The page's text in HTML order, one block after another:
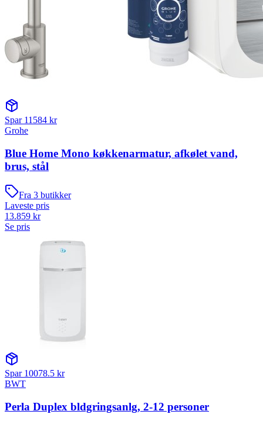
Spar 11584 kr
Grohe
Blue Home Mono køkkenarmatur, afkølet vand,
brus, stål
Fra 3 butikker
Laveste pris
13.859 kr
Se pris
Spar 10078.5 kr
BWT
Perla Duplex bldgringsanlg, 2-12 personer